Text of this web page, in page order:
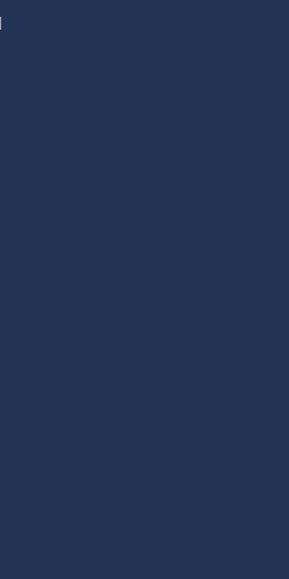
Mais vale assim. As
para uma redação
o hábito de ler,
foi um conhecido poeta
mortos Dir-me-ão para
– Márcia Wayna
eu cresci E conheci sua
Sem ver nisso tanta
E mostrou-me com
da escrita E vi nela uma
escola do branco Para
que a cultura é
lutar e caminhar A
indígena do Amazonas.
longo, mas este trecho você
em assuntos relacionados
Amazônica. Ele
sobre a escolaridade
desses que tocam
em algumas provas,
concursos. Você já viu
os sintomas e como
em provas anteriores:
2013] A tensão pré-
das principais queixas
diretamente associada aos
Alterações de humor,
estão entre os
se que alguns
são utilizados – pílula
injeção trimestral de
implante subcutâneo que
de um derivado da
(DIU) que
Mulheres com
e cistos podem
com a supressão
especialistas no assunto
é o aliado número 1
o organismo feminino